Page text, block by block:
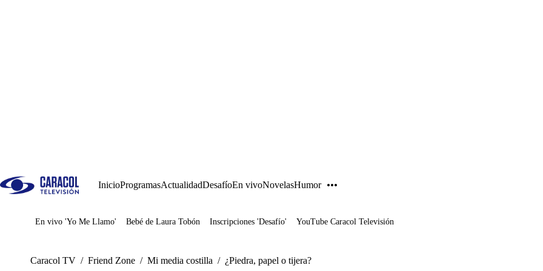
InicioProgramasActualidadDesafíoEn vivoNovelasHumor
Juegos
En vivo 'Yo Me Llamo' Bebé de Laura Tobón Inscripciones 'Desafío' YouTube Caracol Televisión
Caracol TV / Friend Zone / Mi media costilla / ¿Piedra, papel o tijera?